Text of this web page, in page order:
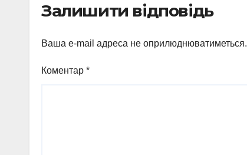
Залишити відповідь
Ваша e-mail адреса не оприлюднюватиметься.
Коментар *